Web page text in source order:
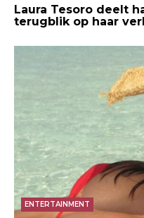
Laura Tesoro deelt
terugblik op haar
ENTERTAINMENT